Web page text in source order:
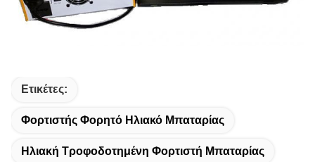
Ετικέτες:
Φορτιστής Φορητό Ηλιακό Μπαταρίας
Ηλιακή Τροφοδοτημένη Φορτιστή Μπαταρίας